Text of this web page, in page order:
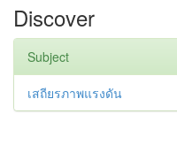
Discover
Subject
เสถียรภาพแรงดัน